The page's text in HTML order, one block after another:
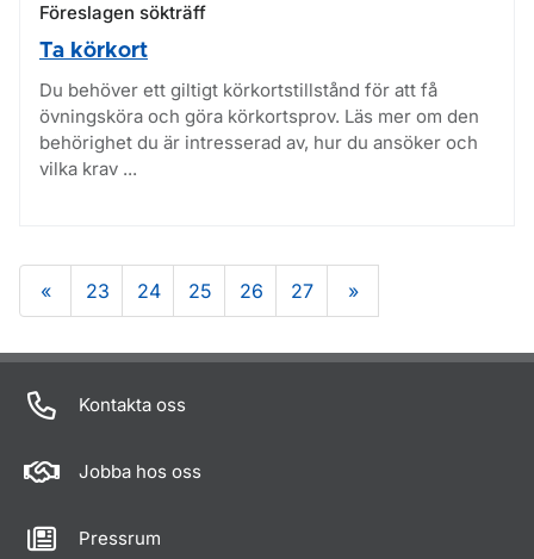
Föreslagen sökträff
Ta körkort
Du behöver ett giltigt körkortstillstånd för att få
övningsköra och göra körkortsprov. Läs mer om den
behörighet du är intresserad av, hur du ansöker och
vilka krav ...
« 23 24 25 26 27 »
Om sidan
Kontakta oss
Jobba hos oss
Pressrum